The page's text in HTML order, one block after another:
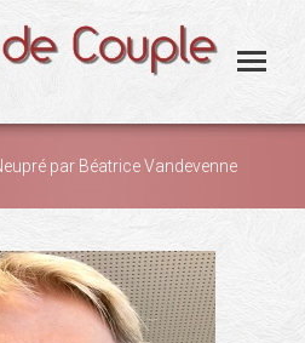
par Béatrice Vandevenne